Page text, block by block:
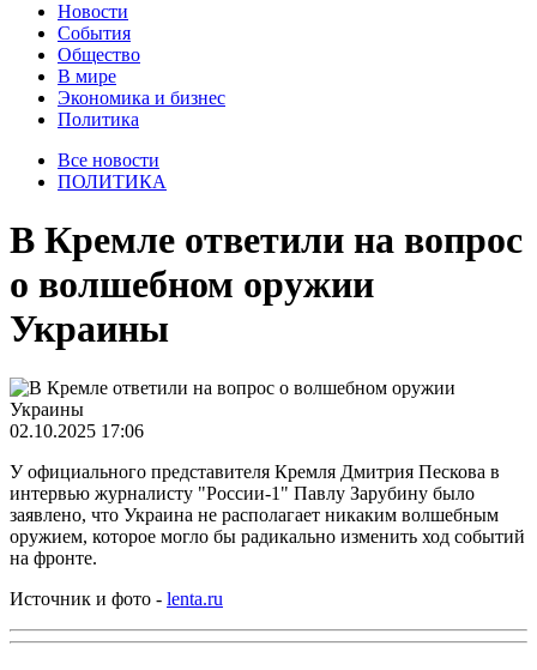
Новости
События
Общество
В мире
Экономика и бизнес
Политика
Все новости
ПОЛИТИКА
В Кремле ответили на вопрос
о волшебном оружии
Украины
02.10.2025 17:06
У официального представителя Кремля Дмитрия Пескова в
интервью журналисту "России-1" Павлу Зарубину было
заявлено, что Украина не располагает никаким волшебным
оружием, которое могло бы радикально изменить ход событий
на фронте.
Источник и фото - lenta.ru